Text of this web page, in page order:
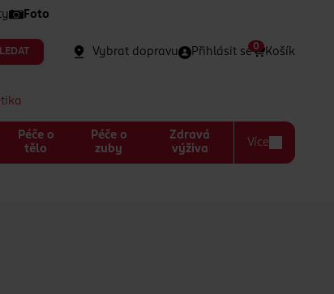
Foto
Vybrat dopravu Přihlásit se Košík
0
Péče o
tělo
Péče o
zuby
Zdravá
výživa
Více